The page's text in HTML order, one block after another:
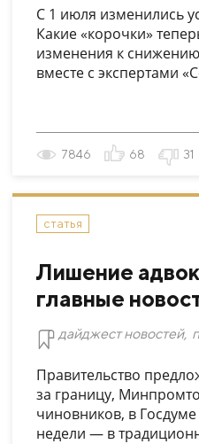
С 1 июля изменились
Какие «корочки»
изменения к
вместе с экспертами
7846 68 31
статья
Лишение
главные
дайджест новостей,
Правительство
за границу,
чиновников, в
недели — в